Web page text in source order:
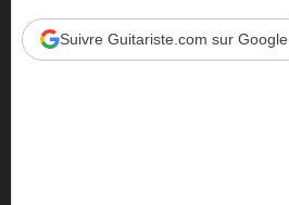
Suivre Guitariste.com sur Google